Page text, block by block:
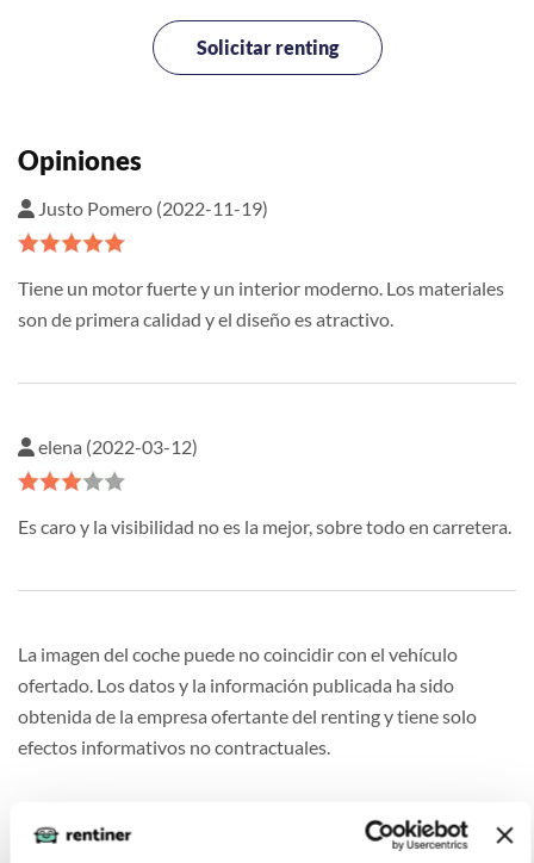
Solicitar renting
Opiniones
Justo Pomero (2022-11-19)
Tiene un motor fuerte y un interior moderno. Los materiales
son de primera calidad y el diseño es atractivo.
elena (2022-03-12)
Es caro y la visibilidad no es la mejor, sobre todo en carretera.
La imagen del coche puede no coincidir con el vehículo
ofertado. Los datos y la información publicada ha sido
obtenida de la empresa ofertante del renting y tiene solo
efectos informativos no contractuales.